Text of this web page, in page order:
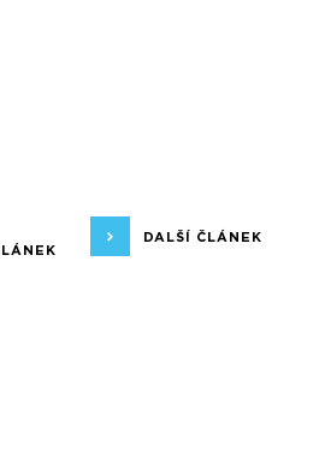
DALŠÍ ČLÁNEK